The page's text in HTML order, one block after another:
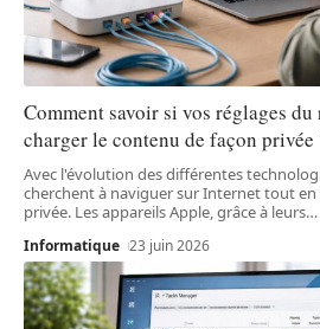
Comment savoir si vos réglages du
charger le contenu de façon privée
Avec l'évolution des différentes
cherchent à naviguer sur Internet tout
privée. Les appareils Apple, grâce à leurs…
Informatique 23 juin 2026